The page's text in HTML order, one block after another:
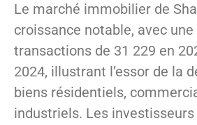
Le marché immobilier de
croissance notable, avec
transactions de 31 229 en
2024, illustrant l’essor de la
biens résidentiels,
industriels. Les investisseurs